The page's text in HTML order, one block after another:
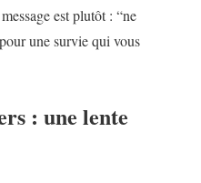
est plutôt : “ne
une survie qui vous
: une lente